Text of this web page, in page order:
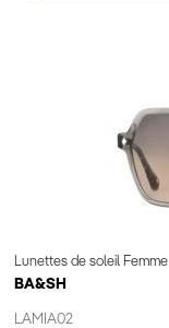
Lunettes de soleil Femme
BA&SH
LAMIA02